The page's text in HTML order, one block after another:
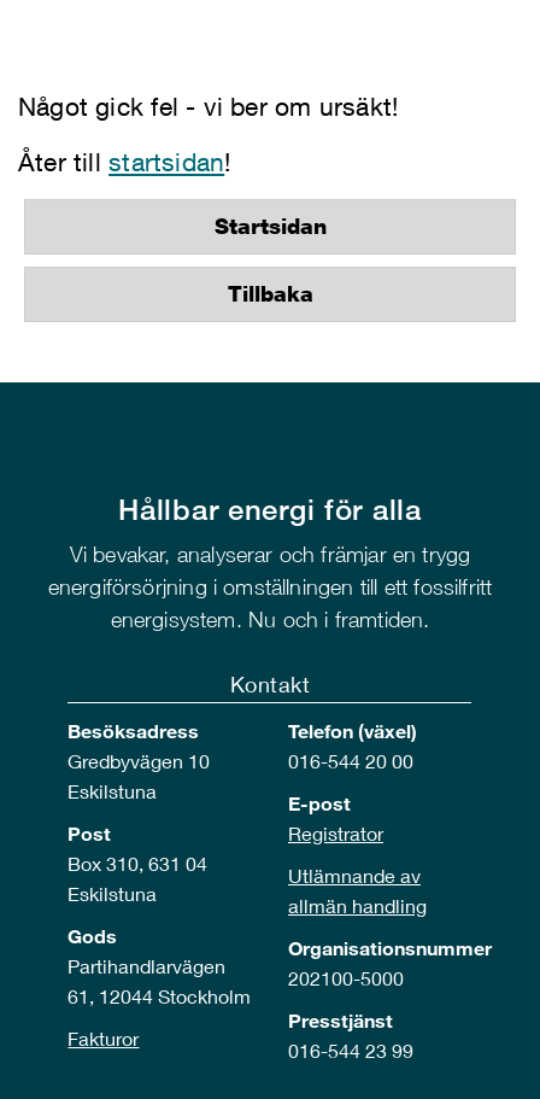
Något gick fel - vi ber om ursäkt!
Åter tillstartsidan!
Startsidan
Tillbaka
Hållbar energi för alla
Vi bevakar, analyserar och främjar en trygg
energiförsörjning i omställningen till ett fossilfritt
energisystem. Nu och i framtiden.
Kontakt
Besöksadress
Gredbyvägen 10
Eskilstuna
Post
Box 310, 631 04
Eskilstuna
Gods
Partihandlarvägen
61, 12044 Stockholm
Fakturor
Telefon (växel)
016-544 20 00
E-post
Registrator
Utlämnande av
allmän handling
Organisationsnummer
202100-5000
Presstjänst
016-544 23 99